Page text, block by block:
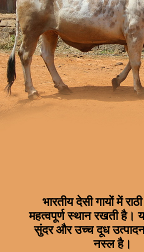
भारतीय देसी गायों में
महत्वपूर्ण स्थान रखती है।
सुंदर और उच्च दूध
नस्ल है।